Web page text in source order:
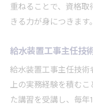
重ねることで、資格
きる力が身につきます。
給水装置工事主任技
給水装置工事主任技
上の実務経験を積む
た講習を受講し、毎